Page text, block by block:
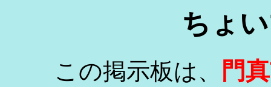
ちょ
この掲示板は、
門